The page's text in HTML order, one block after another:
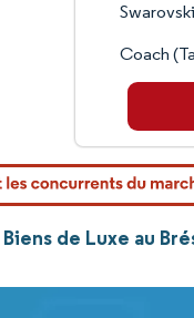
Coach
de Luxe au